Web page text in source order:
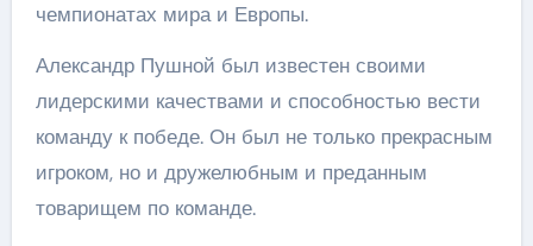
чемпионатах мира и Европы.
Александр Пушной был известен своими
лидерскими качествами и способностью вести
команду к победе. Он был не только прекрасным
игроком, но и дружелюбным и преданным
товарищем по команде.